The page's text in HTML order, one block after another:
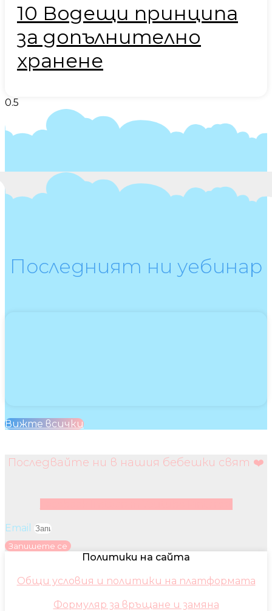
10 Водещи принципа
за допълнително
хранене
Последният ни уебинар
Вижте всички
Последвайте ни в нашия бебешки свят ❤️
Email
Запишете се
Политики на сайта
Общи условия и политики на платформата
Формуляр за връщане и замяна